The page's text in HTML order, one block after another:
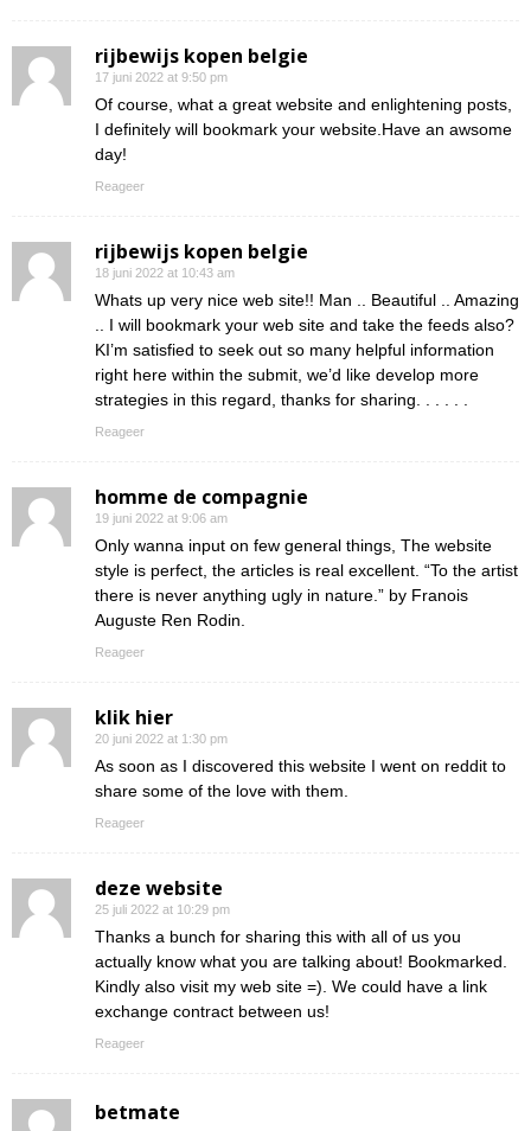
rijbewijs kopen belgie
17 juni 2022 at 9:50 pm
Of course, what a great website and enlightening posts,
I definitely will bookmark your website.Have an awsome
day!
Reageer
rijbewijs kopen belgie
18 juni 2022 at 10:43 am
Whats up very nice web site!! Man .. Beautiful .. Amazing
.. I will bookmark your web site and take the feeds also?
KI’m satisfied to seek out so many helpful information
right here within the submit, we’d like develop more
strategies in this regard, thanks for sharing. . . . . .
Reageer
homme de compagnie
19 juni 2022 at 9:06 am
Only wanna input on few general things, The website
style is perfect, the articles is real excellent. “To the artist
there is never anything ugly in nature.” by Franois
Auguste Ren Rodin.
Reageer
klik hier
20 juni 2022 at 1:30 pm
As soon as I discovered this website I went on reddit to
share some of the love with them.
Reageer
deze website
25 juli 2022 at 10:29 pm
Thanks a bunch for sharing this with all of us you
actually know what you are talking about! Bookmarked.
Kindly also visit my web site =). We could have a link
exchange contract between us!
Reageer
betmate